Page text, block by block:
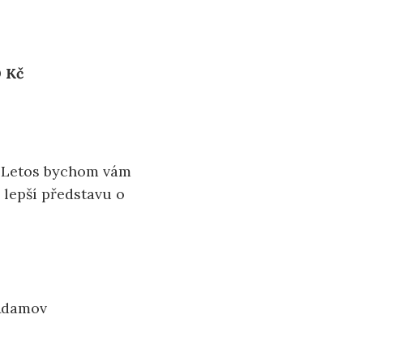
Kč
bychom vám
představu o